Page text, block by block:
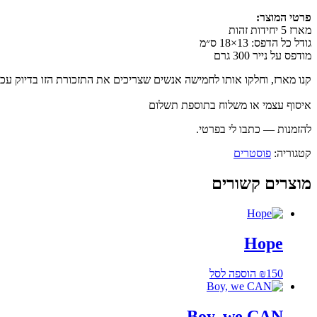
פרטי המוצר:
מארז 5 יחידות זהות
גודל כל הדפס: 13×18 ס״מ
מודפס על נייר 300 גרם
קנו מארז, וחלקו אותו לחמישה אנשים שצריכים את התזכורת הזו בדיוק
איסוף עצמי או משלוח בתוספת תשלום
להזמנות — כתבו לי בפרטי.
קטגוריה: פוסטרים
מוצרים קשורים
Hope
₪150 הוספה לסל